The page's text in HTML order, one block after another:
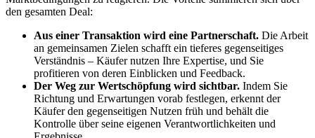
den gesamten Deal:
Aus einer Transaktion wird eine Partnerschaft. Die Arbeit
an gemeinsamen Zielen schafft ein tieferes gegenseitiges
Verständnis – Käufer nutzen Ihre Expertise, und Sie
profitieren von deren Einblicken und Feedback.
Der Weg zur Wertschöpfung wird sichtbar. Indem Sie
Richtung und Erwartungen vorab festlegen, erkennt der
Käufer den gegenseitigen Nutzen früh und behält die
Kontrolle über seine eigenen Verantwortlichkeiten und